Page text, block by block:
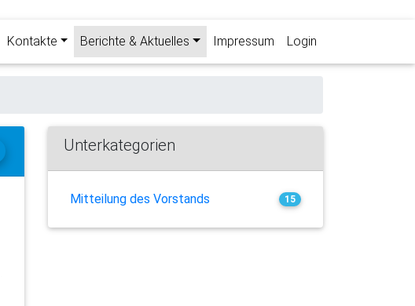
Kontakte Berichte & Aktuelles Impressum Login
Unterkategorien
Mitteilung des Vorstands 15